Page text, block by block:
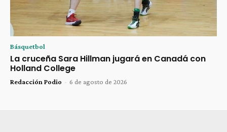
Básquetbol
La cruceña Sara Hillman jugará en Canadá con
Holland College
Redacción Podio - 6 de agosto de 2026